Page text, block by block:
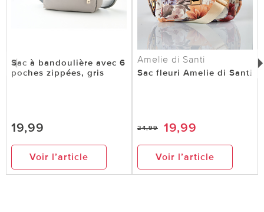
Sac à bandoulière avec 6
poches zippées, gris
19,99
Voir l’article
Amelie di Santi
Sac fleuri Amelie di Santi
24,99 19,99
Voir l’article